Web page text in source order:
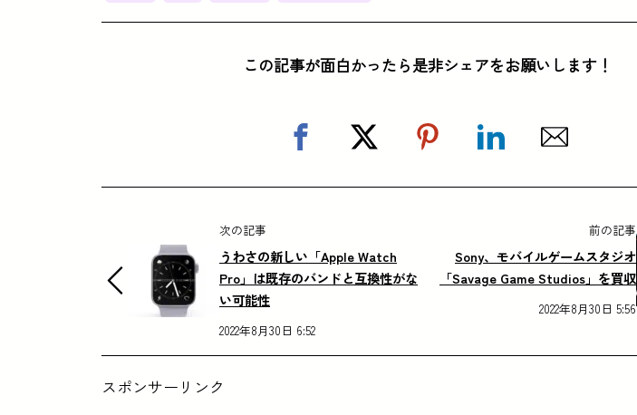
この記事が面白かったら是非シェアをお願いします！
次の記事
うわさの新しい「Apple Watch
Pro」は既存のバンドと互換性がな
い可能性
2022年8月30日 6:52
前の記事
Sony、モバイルゲームスタジオ
「Savage Game Studios」を買収
2022年8月30日 5:56
スポンサーリンク